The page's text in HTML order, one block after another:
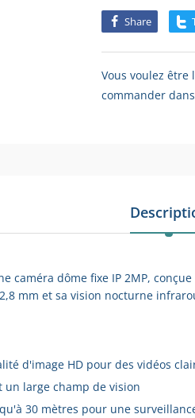
Share
Vous voulez être
commander
caméra dôme fixe IP 2MP,
mm et sa vision nocturne
d'image HD pour des vidéos
un large champ de vision
30 mètres pour une